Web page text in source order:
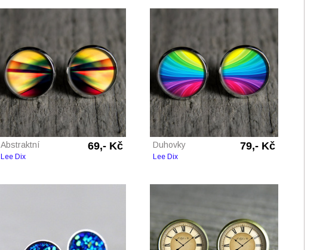
Abstraktní 69,- Kč
Lee Dix
Duhovky 79,- Kč
Lee Dix